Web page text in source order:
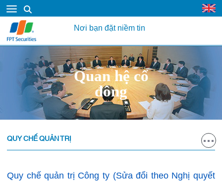
Nơi bạn đặt niềm tin
Quan hệ cổ
đông
QUY CHẾ QUẢN TRỊ
Quy chế quản trị Công ty (Sửa đổi theo Nghị quyết